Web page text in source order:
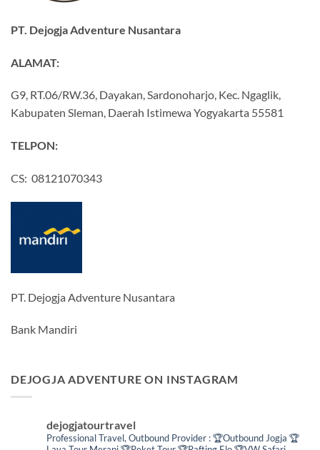
PT. Dejogja Adventure Nusantara
ALAMAT:
G9, RT.06/RW.36, Dayakan, Sardonoharjo, Kec. Ngaglik,
Kabupaten Sleman, Daerah Istimewa Yogyakarta 55581
TELPON:
CS: 08121070343
PT. Dejogja Adventure Nusantara
Bank Mandiri
DEJOGJA ADVENTURE ON INSTAGRAM
dejogjatourtravel
Professional Travel, Outbound Provider :🏆Outbound Jogja 🏆